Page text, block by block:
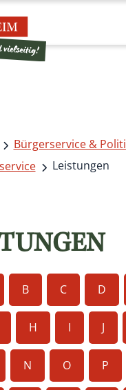
Bürgerservice &
Leistungen
B C D
H I J
N O P